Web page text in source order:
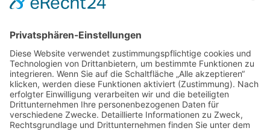
Anfrage
Presse
Partner: Der DGuSV
als Gutachter eintragen
Infos für Suchende